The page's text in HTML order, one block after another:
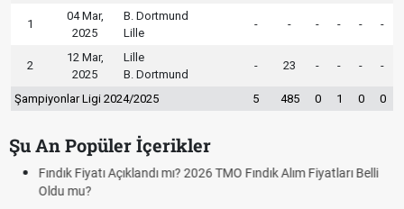
1
04 Mar,
2025
B. Dortmund
Lille
- - - - - -
2
12 Mar,
2025
Lille
B. Dortmund
- 23 - - - -
Şampiyonlar Ligi 2024/2025 5 485 0 1 0 0
Şu An Popüler İçerikler
Fındık Fiyatı Açıklandı mı? 2026 TMO Fındık Alım Fiyatları Belli
Oldu mu?